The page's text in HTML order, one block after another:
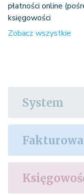
płatności online
księgowości
Zobacz wszystkie
System